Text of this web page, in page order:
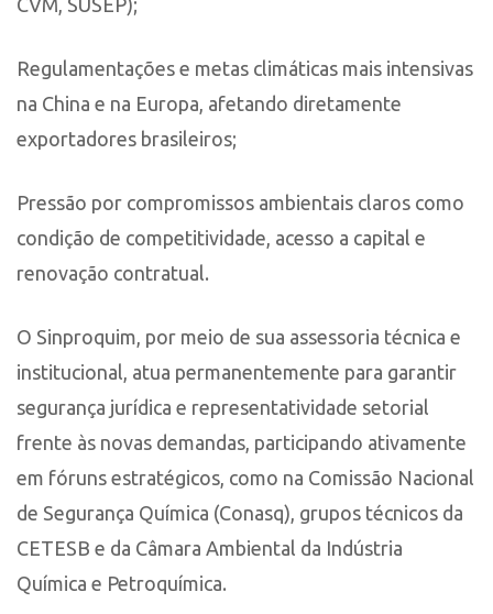
CVM, SUSEP);
Regulamentações e metas climáticas mais intensivas
na China e na Europa, afetando diretamente
exportadores brasileiros;
Pressão por compromissos ambientais claros como
condição de competitividade, acesso a capital e
renovação contratual.
O Sinproquim, por meio de sua assessoria técnica e
institucional, atua permanentemente para garantir
segurança jurídica e representatividade setorial
frente às novas demandas, participando ativamente
em fóruns estratégicos, como na Comissão Nacional
de Segurança Química (Conasq), grupos técnicos da
CETESB e da Câmara Ambiental da Indústria
Química e Petroquímica.